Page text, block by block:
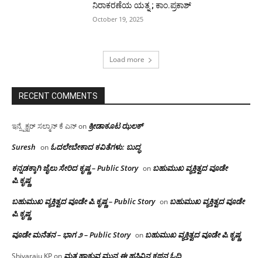
ನಿರಾಕರಣೆಯ ಯತ್ನ ; ಕಾಂ.ಪ್ರಕಾಶ್
October 19, 2025
Load more
RECENT COMMENTS
ಇನ್ಸ್ಪೆಕ್ಟರ್ ಸಲ್ಮಾನ್ ಕೆ ಎನ್on ಕ್ರೀಡಾಕೂಟ ಝಲಕ್
Suresh on ಓದಲೇಬೇಕಾದ‌ ಕವಿತೆಗಳು: ಬುದ್ಧ
ಕನ್ನಡಕ್ಕಾಗಿ ಜೈಲು ಸೇರಿದ ಕೃಷ್ಣ – Public Story on ಬಹುಮುಖ ವ್ಯಕ್ತಿತ್ವದ ವೂಡೇ
ಪಿ.ಕೃಷ್ಣ
ಬಹುಮುಖ ವ್ಯಕ್ತಿತ್ವದ ವೂಡೇ ಪಿ.ಕೃಷ್ಣ – Public Story on ಬಹುಮುಖ ವ್ಯಕ್ತಿತ್ವದ ವೂಡೇ
ಪಿ.ಕೃಷ್ಣ
ವೂಡೇ ಮನೆತನ – ಭಾಗ ೨ – Public Story on ಬಹುಮುಖ ವ್ಯಕ್ತಿತ್ವದ ವೂಡೇ ಪಿ.ಕೃಷ್ಣ
ಮತ ಹಾಕುವ ಮುನ್ನ ಈ ಹಸಿವಿನ ಕಥನ ಓದಿ